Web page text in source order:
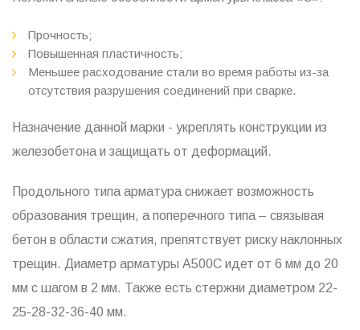
Прочность;
Повышенная пластичность;
Меньшее расходование стали во время работы из-за
отсутствия разрушения соединений при сварке.
Назначение данной марки - укреплять конструкции из
железобетона и защищать от деформаций.
Продольного типа арматура снижает возможность
образования трещин, а поперечного типа – связывая
бетон в области сжатия, препятствует риску наклонных
трещин. Диаметр арматуры А500С идет от 6 мм до 20
мм с шагом в 2 мм. Также есть стержни диаметром 22-
25-28-32-36-40 мм.